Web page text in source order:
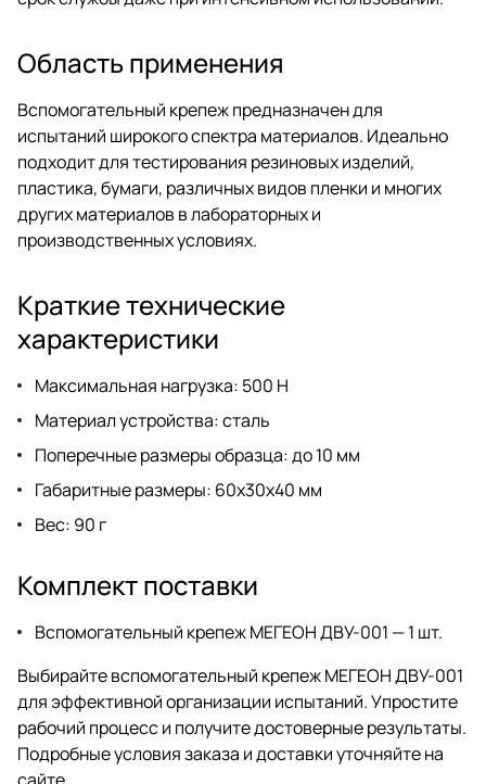
Область применения
Вспомогательный крепеж предназначен для
испытаний широкого спектра материалов. Идеально
подходит для тестирования резиновых изделий,
пластика, бумаги, различных видов пленки и многих
других материалов в лабораторных и
производственных условиях.
Краткие технические
характеристики
Максимальная нагрузка: 500 Н
Материал устройства: сталь
Поперечные размеры образца: до 10 мм
Габаритные размеры: 60х30х40 мм
Вес: 90 г
Комплект поставки
Вспомогательный крепеж МЕГЕОН ДВУ-001 — 1 шт.
Выбирайте вспомогательный крепеж МЕГЕОН ДВУ-001
для эффективной организации испытаний. Упростите
рабочий процесс и получите достоверные результаты.
Подробные условия заказа и доставки уточняйте на